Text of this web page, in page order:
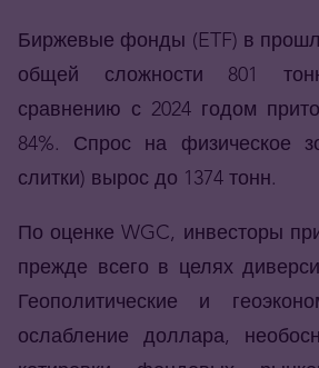
Биржевые фонды (ETF) в
общей сложности 801
сравнению с 2024 годом
84%. Спрос на физическое
слитки) вырос до 1374 тонн.
По оценке WGC, инвесторы
прежде всего в целях
Геополитические и
ослабление доллара,